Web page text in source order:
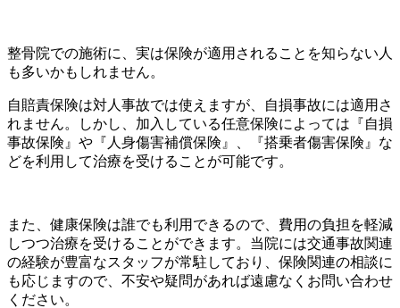
整骨院での施術に、実は保険が適用されることを知らない人
も多いかもしれません。
自賠責保険は対人事故では使えますが、自損事故には適用さ
れません。しかし、加入している任意保険によっては『自損
事故保険』や『人身傷害補償保険』、『搭乗者傷害保険』な
どを利用して治療を受けることが可能です。
また、健康保険は誰でも利用できるので、費用の負担を軽減
しつつ治療を受けることができます。当院には交通事故関連
の経験が豊富なスタッフが常駐しており、保険関連の相談に
も応じますので、不安や疑問があれば遠慮なくお問い合わせ
ください。